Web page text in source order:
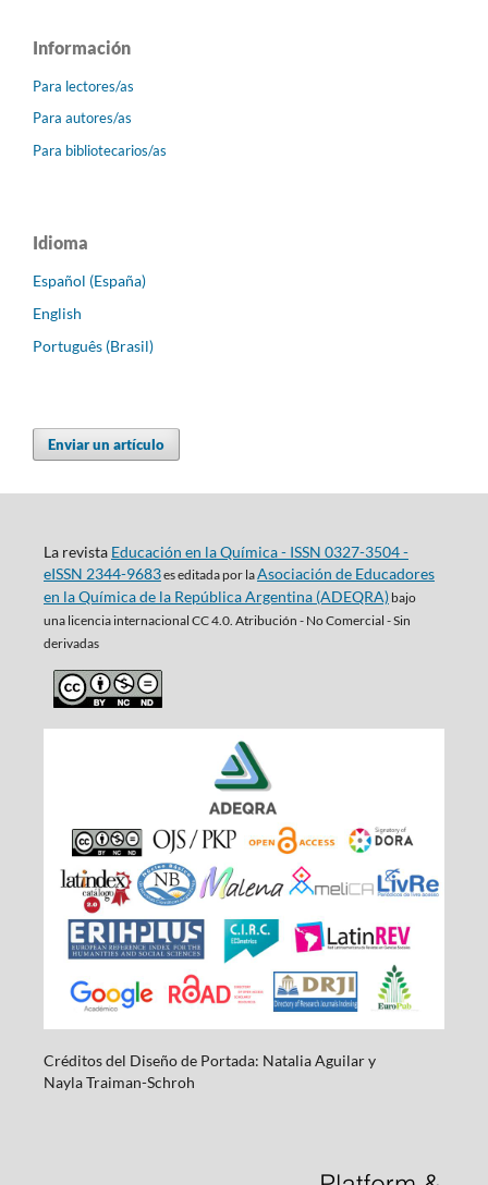
Información
Para lectores/as
Para autores/as
Para bibliotecarios/as
Idioma
Español (España)
English
Português (Brasil)
Enviar un artículo
La revista Educación en la Química - ISSN 0327-3504 -
eISSN 2344-9683es editada por laAsociación de Educadores
en la Química de la República Argentina (ADEQRA)bajo
una licencia internacional CC 4.0. Atribución - No Comercial - Sin
derivadas
Créditos del Diseño de Portada: Natalia Aguilar y
NaylaTraiman-Schroh